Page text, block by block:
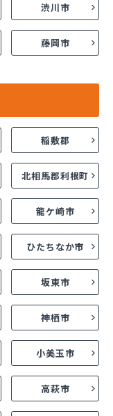
渋川市
藤岡市
稲敷郡
北相馬郡利根町
龍ケ崎市
ひたちなか市
坂東市
神栖市
小美玉市
高萩市